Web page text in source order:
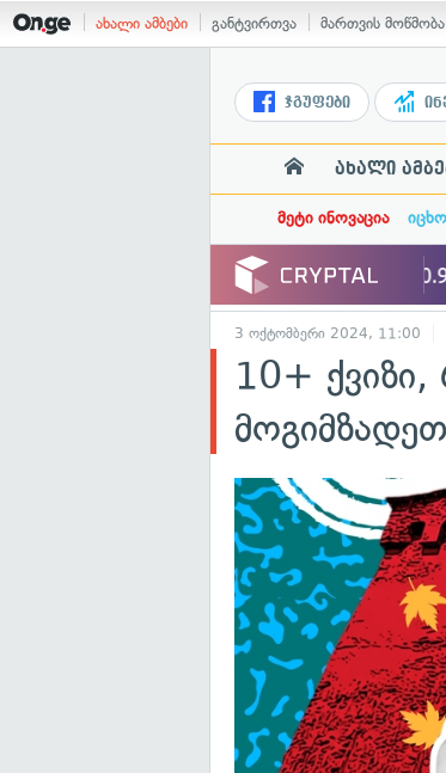
ახალი ამბები განტვირთვა მართვის მოწმობა
ჯგუფები
ახალი
მეტი ინოვაცია
3 ოქტომბერი 2024, 11:00
10+ ქვიზი,